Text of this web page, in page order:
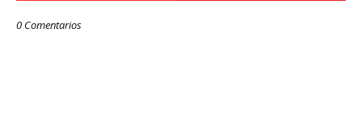
0 Comentarios